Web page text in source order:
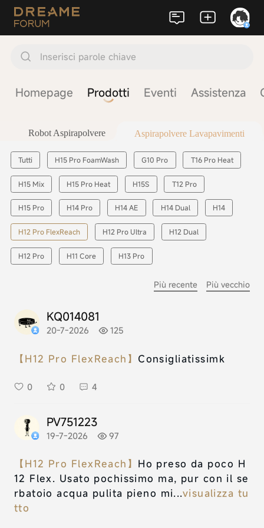
Inserisci parole chiave
Homepage Prodotti Eventi Assistenza
Robot Aspirapolvere Aspirapolvere Lavapavimenti
Tutti H15 Pro FoamWash G10 Pro T16 Pro Heat
H15 Mix H15 Pro Heat H15S T12 Pro
H15 Pro H14 Pro H14 AE H14 Dual H14
H12 Pro FlexReach H12 Pro Ultra H12 Dual
H12 Pro H11 Core H13 Pro
Più recente Più vecchio
KQ014081
20-7-2026 125
【H12 Pro FlexReach】 Consigliatissimk
0 0 4
PV751223
19-7-2026 97
【H12 Pro FlexReach】 Ho preso da poco H
12 Flex. Usato pochissimo ma, pur con il se
rbatoio acqua pulita pieno mi...visualizza tu
tto